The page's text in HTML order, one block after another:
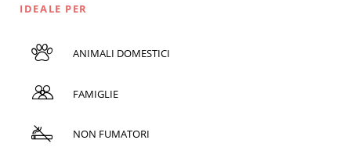
IDEALE PER
ANIMALI DOMESTICI
FAMIGLIE
NON FUMATORI